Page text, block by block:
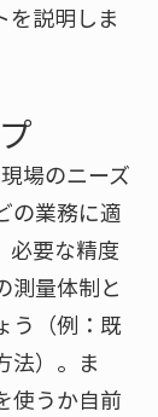
を説明しま
場のニーズ
の業務に適
必要な精度
測量体制と
う（例：既
法）。ま
使うか自前